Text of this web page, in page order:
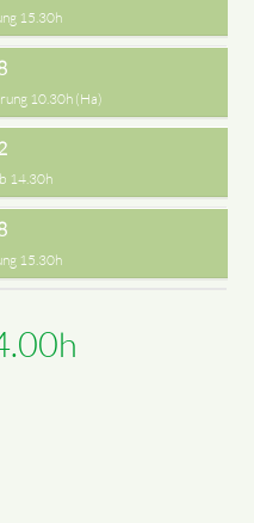
15.30h
10.30h (Ha)
14.30h
15.30h